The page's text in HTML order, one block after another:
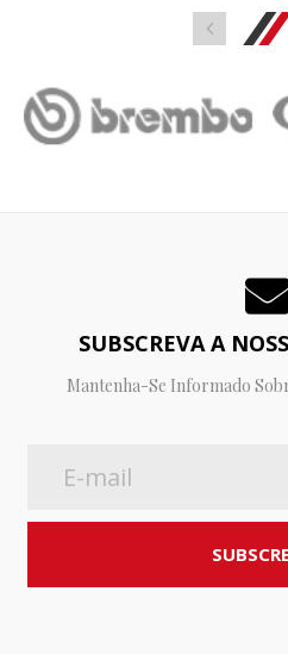
SUBSCREVA A
Mantenha-Se Informado